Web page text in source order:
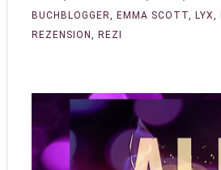
BUCHBLOGGER, EMMA SCOTT, LYX,
REZENSION , REZI